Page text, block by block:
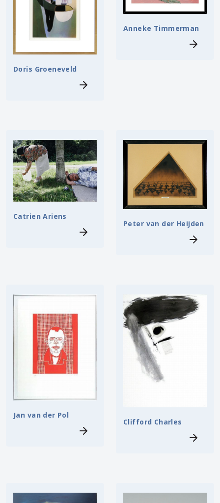
Doris Groeneveld
Anneke Timmerman
Catrien Ariens
Peter van der Heijden
Jan van der Pol
Clifford Charles